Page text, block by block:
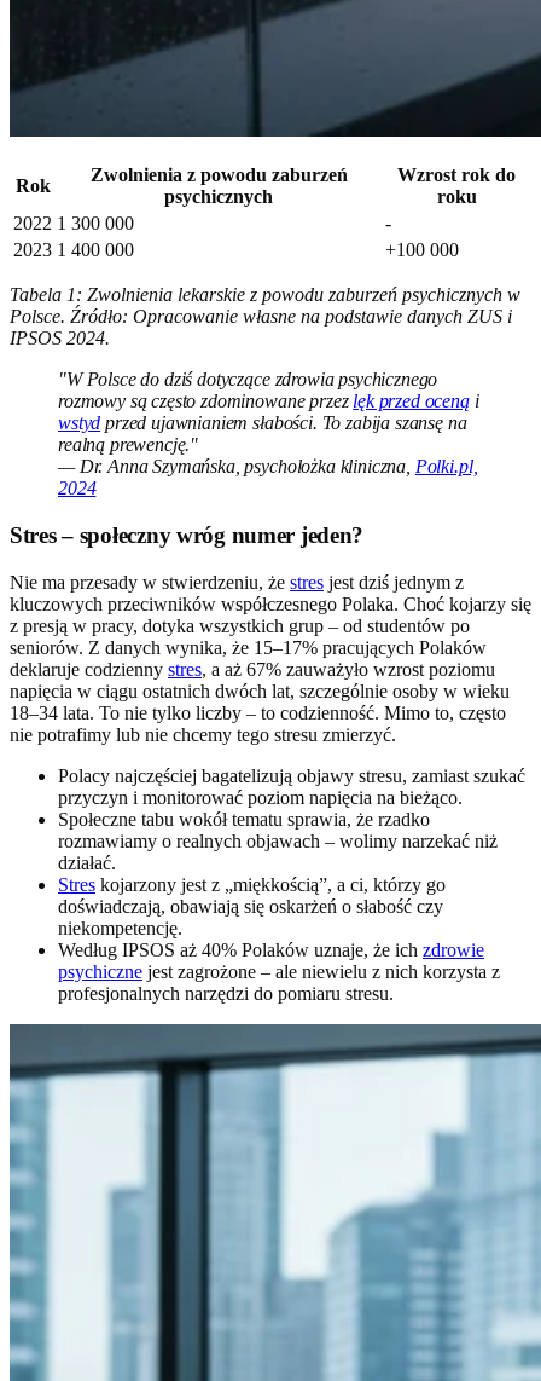
Rok
Zwolnienia z powodu zaburzeń
psychicznych
Wzrost rok do
roku
2022 1 300 000
-
2023 1 400 000 +100 000
Tabela 1: Zwolnienia lekarskie z powodu zaburzeń psychicznych w
Polsce. Źródło: Opracowanie własne na podstawie danych ZUS i
IPSOS 2024.
"W Polsce do dziś dotyczące zdrowia psychicznego
rozmowy są często zdominowane przez lęk przed ocenąi
wstyd przed ujawnianiem słabości. To zabija szansę na
realną prewencję."
— Dr. Anna Szymańska, psycholożka kliniczna, Polki.pl,
2024
Stres – społeczny wróg numer jeden?
Nie ma przesady w stwierdzeniu, że stres jest dziś jednym z
kluczowych przeciwników współczesnego Polaka. Choć kojarzy się
z presją w pracy, dotyka wszystkich grup – od studentów po
seniorów. Z danych wynika, że 15–17% pracujących Polaków
deklaruje codzienny stres, a aż 67% zauważyło wzrost poziomu
napięcia w ciągu ostatnich dwóch lat, szczególnie osoby w wieku
18–34 lata. To nie tylko liczby – to codzienność. Mimo to, często
nie potrafimy lub nie chcemy tego stresu zmierzyć.
Polacy najczęściej bagatelizują objawy stresu, zamiast szukać
przyczyn i monitorować poziom napięcia na bieżąco.
Społeczne tabu wokół tematu sprawia, że rzadko
rozmawiamy o realnych objawach – wolimy narzekać niż
działać.
Stres kojarzony jest z „miękkością”, a ci, którzy go
doświadczają, obawiają się oskarżeń o słabość czy
niekompetencję.
Według IPSOS aż 40% Polaków uznaje, że ich zdrowie
psychiczne jest zagrożone – ale niewielu z nich korzysta z
profesjonalnych narzędzi do pomiaru stresu.